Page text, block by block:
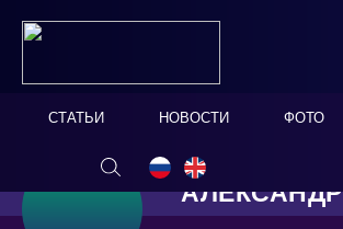
СТАТЬИ НОВОСТИ ФОТО